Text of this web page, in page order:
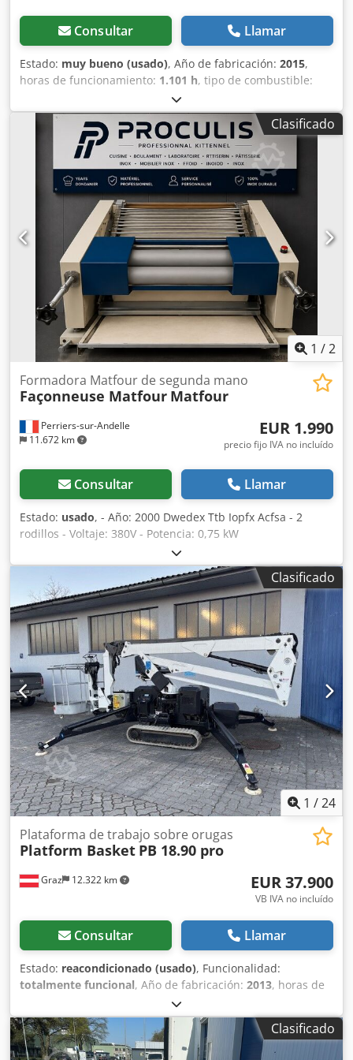
Consultar Llamar
Estado: muy bueno (usado), Año de fabricación: 2015,
horas de funcionamiento: 1.101 h, tipo de combustible:
, Pesos Peso en vacío: 2.030 kg
Funcionalidad Mástil: brazo articulado Capacidad de
elevación: 200 kg Altura de trabajo: 1.500 cm Marcado CE:
sí Djdpjx H Siqjfx Acfewa Estado Estado técnico: muy
bueno Estado óptico: muy bueno Información adicional
Condiciones de entrega: EXW Alcance horizontal máximo:
8,4 m País de fabricación: IT Información adicional
Contacte a Vink Machinery para más información.
Plataforma elevadora sobre orugas Spider 15.75 PRO Año
de fabricación: 2015 1.101 horas de trabajo Peso en vacío:
2.030 kg Ancho mínimo: 78 cm Altura máxima de trabajo:
15,0 m Alcance lateral: 8,4 m Motor gasolina (Honda) y
accionamiento de 230 voltios Cadenas mecánicamente
ajustables Cesta de trabajo de aluminio, capacidad de
carga de 200 kg para 2 personas Toma de corriente de 220
V, conexiones de agua y aire en la cesta de trabajo ¡La
máquina está en estado como nuevo! Precio: 32.750 €
Precio adicional para el transportador de máquinas Hotra
Spider 2015 correspondiente Peso en vacío: 500 kg,
Clasificado
1 /2
Perriers-sur-Andelle
11.672 km
Formadora Matfour de segunda mano
Façonneuse Matfour Matfour
EUR 1.990
precio fijo IVA no incluído
Consultar Llamar
Estado: usado, - Año: 2000 Dwedex Ttb Iopfx Acfsa - 2
rodillos - Voltaje: 380V - Potencia: 0,75 kW
Clasificado
1 /24
Graz 12.322 km
Plataforma de trabajo sobre orugas
Platform Basket PB 18.90 pro
EUR 37.900
VB IVA no incluído
Consultar Llamar
Estado: reacondicionado (usado), Funcionalidad:
totalmente funcional, Año de fabricación: 2013, horas de
, número de máquina/vehículo:
PB8579, altura de elevación:17.600 mm, peso total:2.530
kg, longitud de transporte: 5.500 mm
, anchura de
transporte:140 mm, altura de transporte: 200 mm
Clasificado